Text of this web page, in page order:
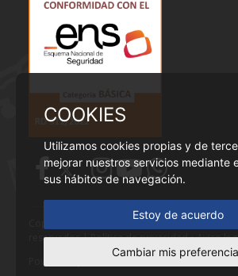
COOKIES
Utilizamos cookies propias y de
mejorar nuestros servicios mediante
sus hábitos de navegación.
Estoy de acuerdo
Cambiar mis
Copyright © Ayuntamiento de Cobeña - Todos
reservados |Política de privacidad•Aviso
Fontventa S.L